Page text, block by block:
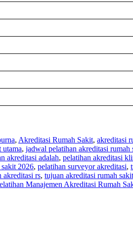
, Akreditasi Rumah Sakit, akreditasi
utama, jadwal pelatihan akreditasi rumah
akreditasi adalah, pelatihan akreditasi
2026, pelatihan surveyor akreditasi,
akreditasi rs, tujuan akreditasi rumah sakit
Manajemen Akreditasi Rumah